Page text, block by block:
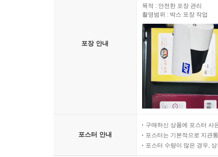
포장 안내
목적 : 안전한 포장 관리
촬영범위 : 박스 포장 작업
포스터 안내
구매하신 상품에 포스터 사
포스터는 기본적으로 지관
포스터 수량이 많은 경우,